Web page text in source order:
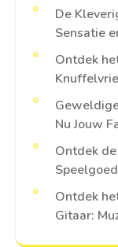
De
Sensatie
Ontdek
Nu Jouw
Ontdek
Ontdek
Gitaar: